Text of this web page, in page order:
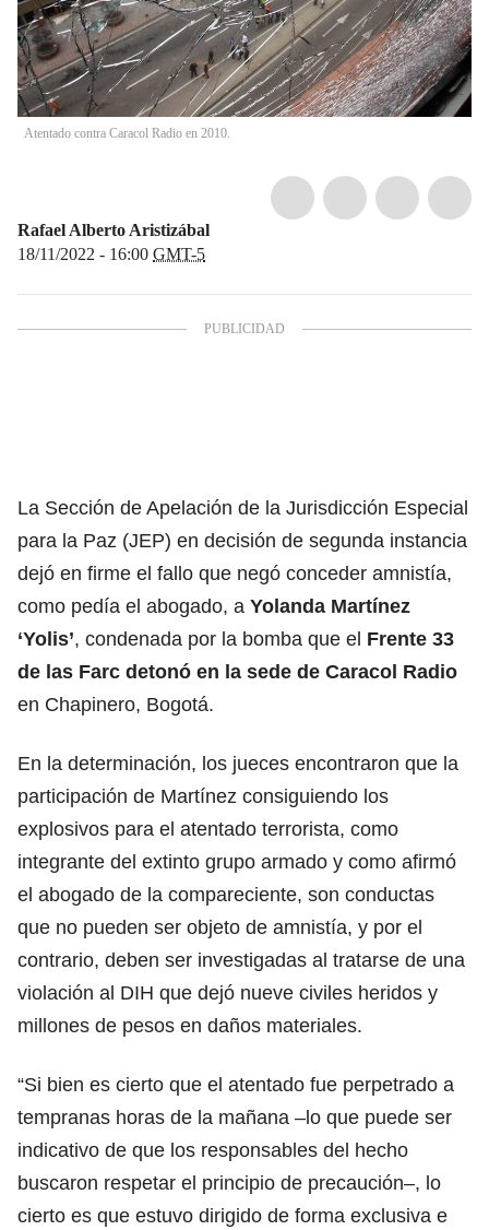
Atentado contra Caracol Radio en 2010.
Rafael Alberto Aristizábal
18/11/2022 - 16:00 GMT-5
La Sección de Apelación de la Jurisdicción Especial
para la Paz (JEP) en decisión de segunda instancia
dejó en firme el fallo que negó conceder amnistía,
como pedía el abogado, a Yolanda Martínez
‘Yolis’, condenada por la bomba que el Frente 33
de las Farc detonó en la sede de Caracol Radio
en Chapinero, Bogotá.
En la determinación, los jueces encontraron que la
participación de Martínez consiguiendo los
explosivos para el atentado terrorista, como
integrante del extinto grupo armado y como afirmó
el abogado de la compareciente, son conductas
que no pueden ser objeto de amnistía, y por el
contrario, deben ser investigadas al tratarse de una
violación al DIH que dejó nueve civiles heridos y
millones de pesos en daños materiales.
“Si bien es cierto que el atentado fue perpetrado a
tempranas horas de la mañana –lo que puede ser
indicativo de que los responsables del hecho
buscaron respetar el principio de precaución–, lo
cierto es que estuvo dirigido de forma exclusiva e